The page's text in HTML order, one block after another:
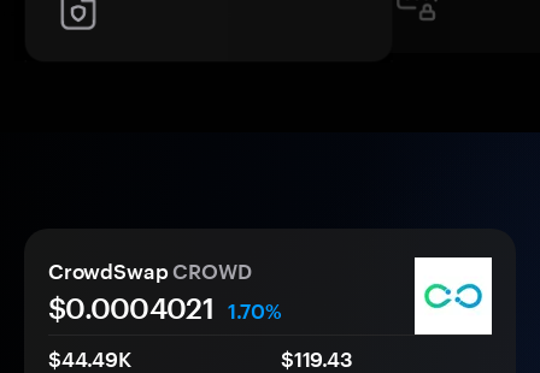
CrowdSwapCROWD
$0.0004021
1.70%
$44.49K
$119.43